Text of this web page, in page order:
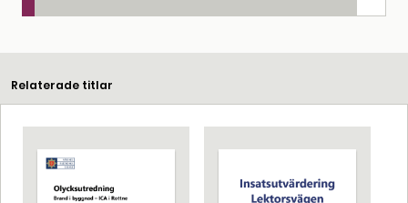
Relaterade titlar